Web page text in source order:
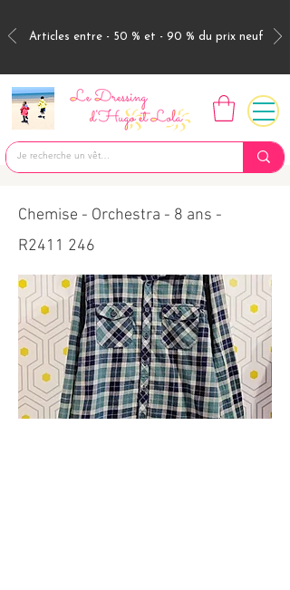
Articles entre - 50 % et - 90 % du prix neuf
Chemise - Orchestra - 8 ans -
R2411 246